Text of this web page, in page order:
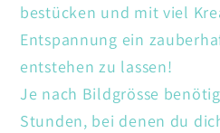
bestücken und mit viel
Entspannung ein
entstehen zu lassen!
Je nach Bildgrösse
Stunden, bei denen du